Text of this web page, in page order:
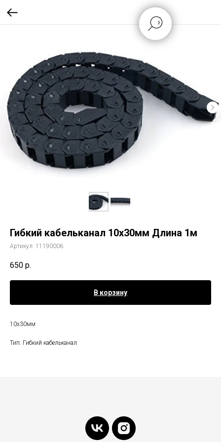
Гибкий кабельканал 10x30мм Длина 1м
Артикул: 11190006
650 р.
В корзину
10x30мм
Тип: Гибкий кабельканал